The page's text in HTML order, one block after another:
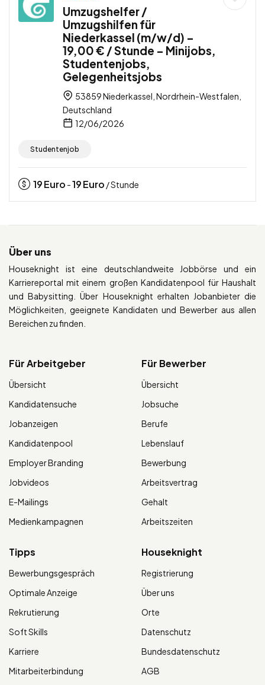
Umzugshelfer /
Umzugshilfen für
Niederkassel (m/w/d) –
19,00 € / Stunde – Minijobs,
Studentenjobs,
Gelegenheitsjobs
53859 Niederkassel, Nordrhein-Westfalen,
Deutschland
12/06/2026
Studentenjob
19Euro -19Euro / Stunde
Über uns
Houseknight ist eine deutschlandweite Jobbörse und ein
Karriereportal mit einem großen Kandidatenpool für Haushalt
und Babysitting. Über Houseknight erhalten Jobanbieter die
Möglichkeiten, geeignete Kandidaten und Bewerber aus allen
Bereichen zu finden.
Für Arbeitgeber
Übersicht
Kandidatensuche
Jobanzeigen
Kandidatenpool
Employer Branding
Jobvideos
E-Mailings
Medienkampagnen
Für Bewerber
Übersicht
Jobsuche
Berufe
Lebenslauf
Bewerbung
Arbeitsvertrag
Gehalt
Arbeitszeiten
Tipps
Bewerbungsgespräch
Optimale Anzeige
Rekrutierung
Soft Skills
Karriere
Mitarbeiterbindung
Houseknight
Registrierung
Über uns
Orte
Datenschutz
Bundesdatenschutz
AGB